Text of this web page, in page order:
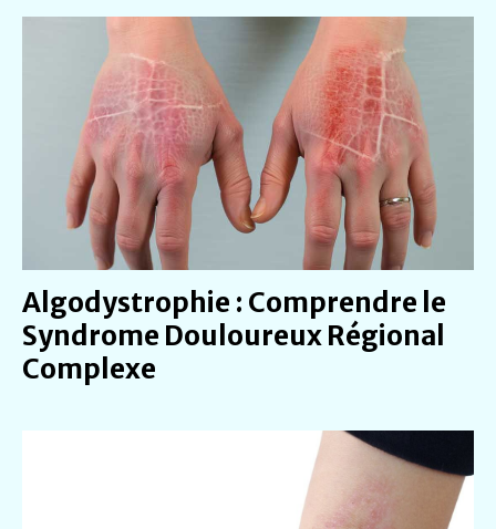
Algodystrophie : Comprendre le
Syndrome Douloureux Régional
Complexe